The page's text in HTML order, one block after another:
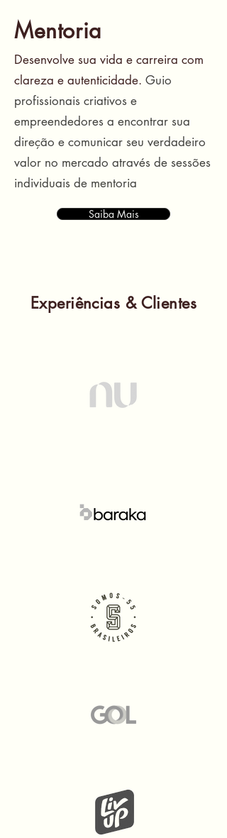
Mentoria
Desenvolve sua vida e carreira com
clareza e autenticidade. Guio
profissionais criativos e
empreendedores a encontrar sua
direção e comunicar seu verdadeiro
valor no mercado através de sessões
individuais de mentoria
Saiba Mais
Experiências & Clientes